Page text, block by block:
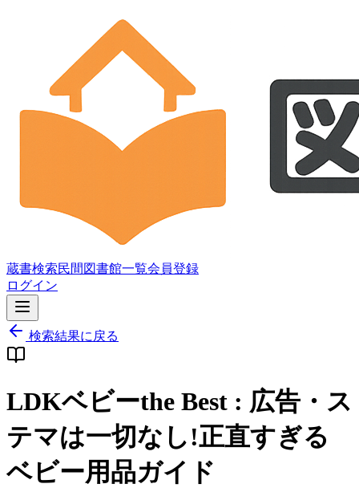
蔵書検索民間図書館一覧会員登録
ログイン
検索結果に戻る
LDKベビーthe Best : 広告・ス
テマは一切なし!正直すぎる
ベビー用品ガイド